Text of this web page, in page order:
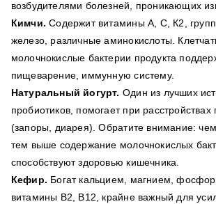
возбудителями болезней, проникающих
Кимчи. Содержит витамины А, С, К2,
железо, различные аминокислоты.
молочнокислые бактерии продукта
пищеварение, иммунную систему.
Натуральный йогурт. Один из лучших
пробиотиков, помогает при
(запоры, диарея). Обратите внимание: чем
тем выше содержание молочнокислых
способствуют здоровью кишечника.
Кефир. Богат кальцием, магнием,
витамины В2, В12, крайне важный для